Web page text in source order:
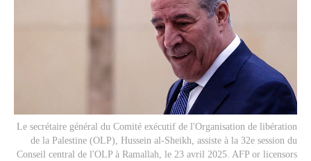
Le secrétaire général du Comité exécutif de l'Organisation de libération
de la Palestine (OLP), Hussein al-Sheikh, assiste à la 32e session du
Conseil central de l'OLP à Ramallah, le 23 avril 2025. AFP or licensors